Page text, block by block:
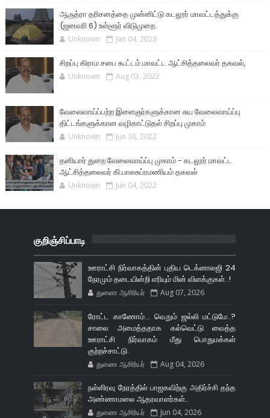
ஆருத்ரா தரிசனத்தை முன்னிட்டு கடலூர் மாவட்டத்துக்கு
(ஜனவரி 6) உள்ளூர் விடுமுறை.
Unknown Jan 04, 2023
சிறப்பு கிராம சபை கூட்டம் மாவட்ட ஆட்சித்தலைவர் தகவல்,
Unknown Aug 03, 2022
வேலைவாய்ப்பற்ற இளைஞர்களுக்கான சுய வேலைவாய்ப்பு
திட்டங்களுக்கான வழிகாட்டுதல் சிறப்பு முகாம்
Unknown Jun 30, 2022
தனியார் துறை வேலைவாய்ப்பு முகாம் - கடலூர் மாவட்ட
ஆட்சித்தலைவர் கி.பாலசுப்ரமணியம் தகவல்
Unknown Jun 04, 2022
குறிஞ்சிப்பாடி
ஊராட்சி நிர்வாகத்தின் புதிய டெக்னாலஜி 24
நேரமும் தடையின்றி எரியும் மின் விளக்குகள்..!
துணை ஆசிரியர் Aug 07, 2026
ரோட்ட காணோம்... வெறும் ஜல்லி மட்டுமே..?
சாலை அமைத்ததாக கல்வெட்டு வைத்த
ஊராட்சி நிர்வாகம் மீது பொதுமக்கள்
குற்றச்சாட்டு.
துணை ஆசிரியர் Aug 04, 2026
நள்ளிரவு நேரத்தில் பாஜகவிற்கு அதிர்ச்சி தந்த
அண்ணாமலை ஆதரவாளர்கள்..
துணை ஆசிரியர் Jun 04, 2026